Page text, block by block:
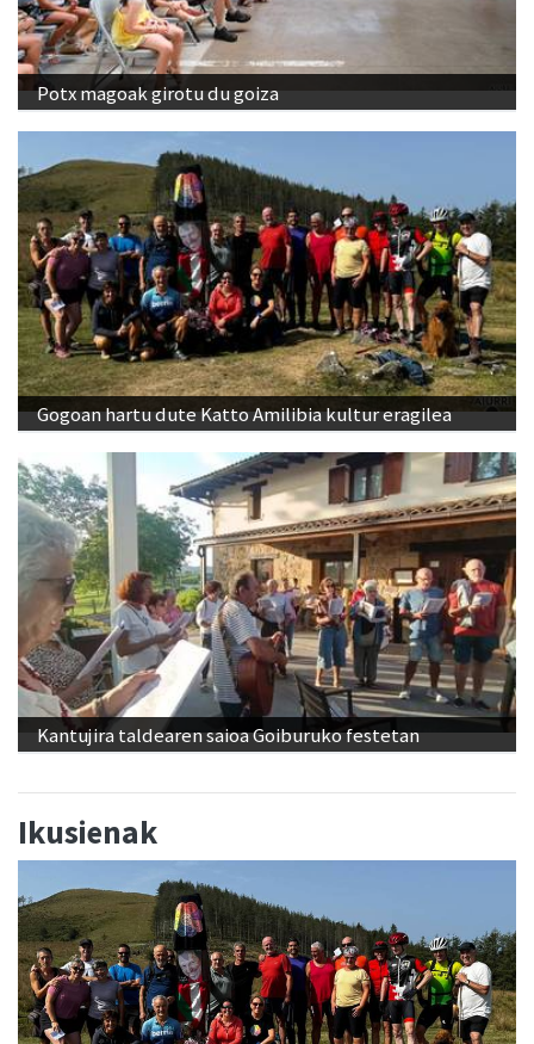
Potx magoak girotu du goiza
Gogoan hartu dute Katto Amilibia kultur eragilea
Kantujira taldearen saioa Goiburuko festetan
Ikusienak